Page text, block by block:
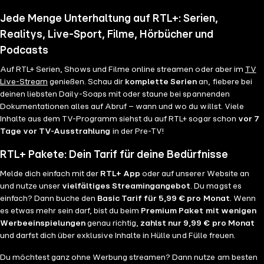
Jede Menge Unterhaltung auf RTL+: Serien,
Realitys, Live-Sport, Filme, Hörbücher und
Podcasts
Auf RTL+ Serien, Shows und Filme online streamen oder aber im TV
Live-Stream genießen. Schau dir komplette Serien an, fiebere bei
deinen liebsten Daily-Soaps mit oder staune bei spannenden
Dokumentationen alles auf Abruf – wann und wo du willst. Viele
Inhalte aus dem TV-Programm siehst du auf RTL+ sogar schon vor 7
Tage vor TV-Ausstrahlung in der Pre-TV!
RTL+ Pakete: Dein Tarif für deine Bedürfnisse
Melde dich einfach mit der RTL+ App oder auf unserer Website an
und nutze unser vielfältiges Streamingangebot. Du magst es
einfach? Dann buche den Basic Tarif für 5,99 € pro Monat. Wenn
es etwas mehr sein darf, bist du beim Premium Paket mit wenigen
Werbeeinspielungen genau richtig, zahlst nur 9,99 € pro Monat
und darfst dich über exklusive Inhalte in Hülle und Fülle freuen.
Du möchtest ganz ohne Werbung streamen? Dann nutze am besten